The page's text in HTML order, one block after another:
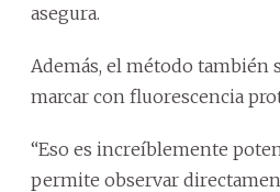
asegura.
Además, el método también
marcar con fluorescencia
“Eso es increíblemente
permite observar